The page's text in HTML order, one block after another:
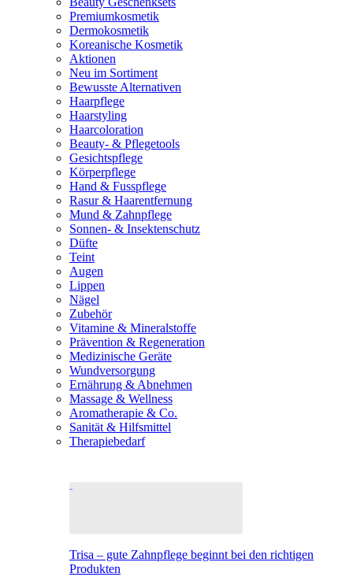
Premiumkosmetik
Dermokosmetik
Koreanische Kosmetik
Aktionen
Neu im Sortiment
Bewusste Alternativen
Haarpflege
Haarstyling
Haarcoloration
Beauty- & Pflegetools
Gesichtspflege
Körperpflege
Hand & Fusspflege
Rasur & Haarentfernung
Mund & Zahnpflege
Sonnen- & Insektenschutz
Düfte
Teint
Augen
Lippen
Nägel
Zubehör
Vitamine & Mineralstoffe
Prävention & Regeneration
Medizinische Geräte
Wundversorgung
Ernährung & Abnehmen
Massage & Wellness
Aromatherapie & Co.
Sanität & Hilfsmittel
Therapiebedarf
Trisa – gute Zahnpflege beginnt bei den richtigen
Produkten